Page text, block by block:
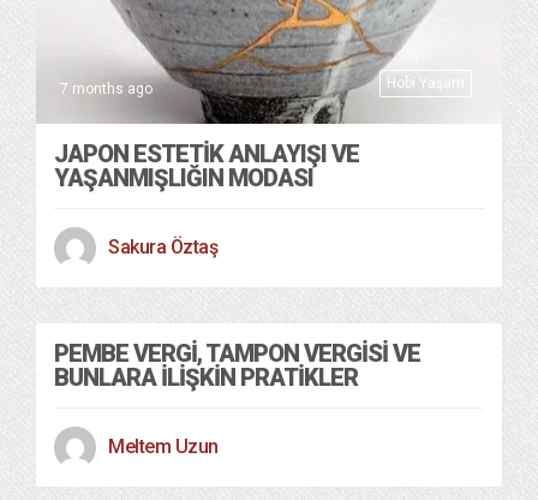
Hobi Yaşam
7 months ago
JAPON ESTETİK ANLAYIŞI VE
YAŞANMIŞLIĞIN MODASI
Sakura Öztaş
PEMBE VERGİ, TAMPON VERGİSİ VE
BUNLARA İLİŞKİN PRATİKLER
Meltem Uzun